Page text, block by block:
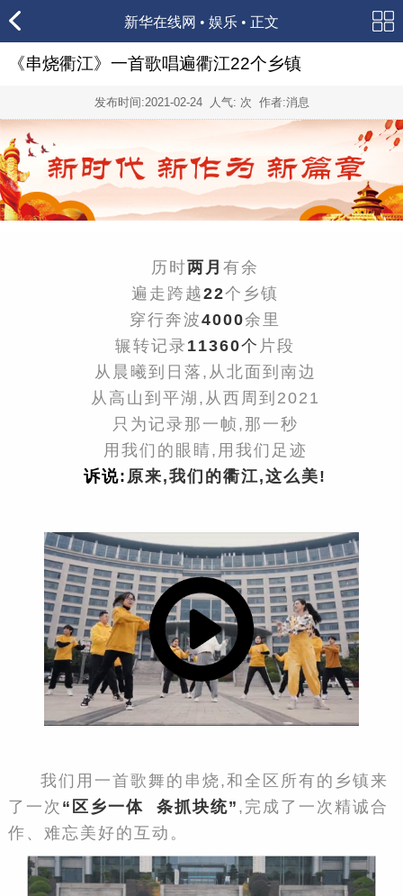
新华在线网 • 娱乐 • 正文
《串烧衢江》一首歌唱遍衢江22个乡镇
发布时间:2021-02-24人气: 次 作者:消息
历时两月 有余
遍走跨越22个乡镇
穿行奔波4000余里
辗转记录 11360个 片段
从晨曦到日落, 从北面到南边
从高山到平湖,从西周到2021
只为记录那一帧,那一秒
用我们的眼睛,用我们足迹
诉说: 原来,我们的衢江,这么美!
​ 我们用一首歌舞的串烧,和全区所有的乡镇来
了一次 “区乡一体 条抓块统” ,完成了一次精诚合
作、难忘美好的互动。